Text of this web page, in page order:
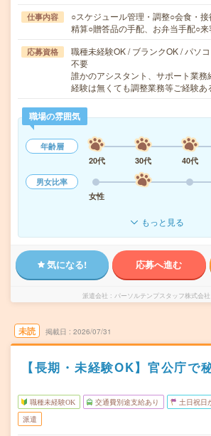
仕事内容
○スケジュール管理・調整○会食・
精算○贈答品の手配、お弁当手配○
応募資格
職種未経験OK / ブランクOK / パソ
不要
誰かのアシスタント、サポート業
経験は無くても調整業務等ご経験
職場の雰囲気
年齢層
20代
30代 40代
男女比率
女性
もっと見る
気になる! 応募へ進む
派遣会社 パーソルテンプスタッフ株式会
未読 掲載日 2026/07/31
【長期・未経験OK】官公庁で
職種未経験OK 交通費別途支給あり 土日祝日
派遣